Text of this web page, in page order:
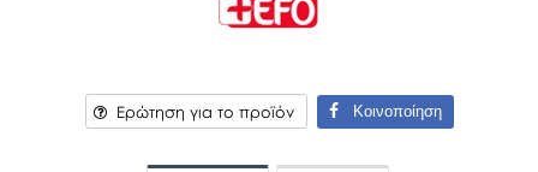
Ερώτηση για το προϊόν Κοινοποίηση